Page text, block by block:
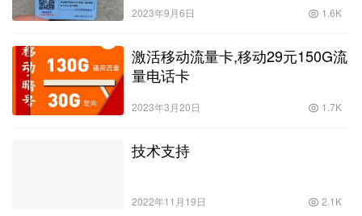
2023年9月6日 1.6K
激活移动流量卡,移动29元150G流
量电话卡
2023年3月20日 1.7K
技术支持
2022年11月19日 2.1K